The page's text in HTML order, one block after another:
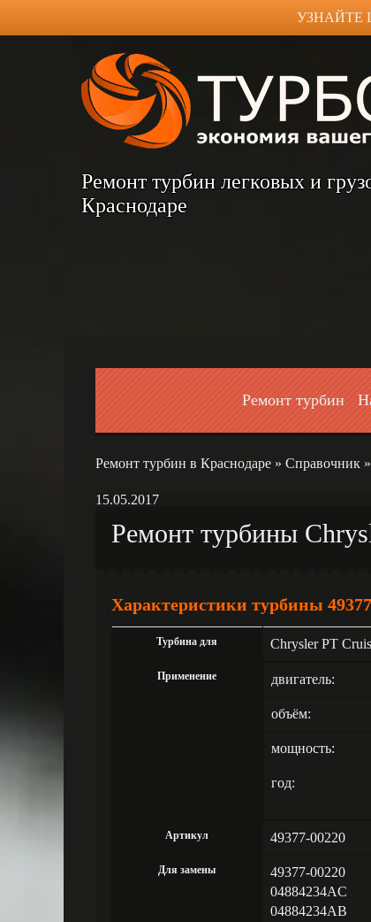
УЗНАЙТЕ
Ремонт турбин легковых и
Краснодаре
Ремонт турбин
Ремонт турбин в Краснодаре » Справочник »
15.05.2017
Ремонт турбины
Характеристики турбины
Турбина для Chrysler PT
Применение двигатель:
объём:
мощность:
год:
Артикул 49377-00220
Для замены
49377-00220
04884234AC
04884234AB